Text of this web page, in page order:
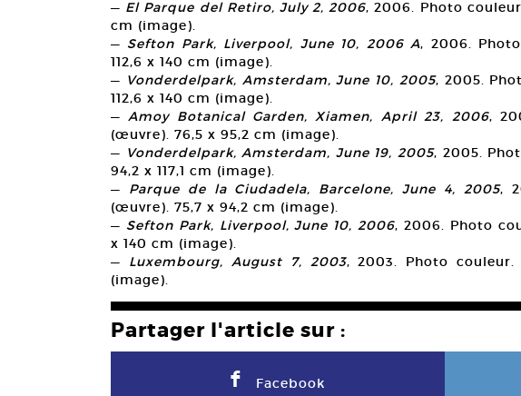
— El Parque del Retiro, July 2, 2006, 2006. Photo
cm (image).
— Sefton Park, Liverpool, June 10, 2006 A, 2006.
112,6 x 140 cm (image).
— Vonderdelpark, Amsterdam, June 10, 2005, 2005.
112,6 x 140 cm (image).
—Amoy Botanical Garden, Xiamen, April 23, 2006,
(œuvre). 76,5 x 95,2 cm (image).
— Vonderdelpark, Amsterdam, June 19, 2005, 2005.
94,2 x 117,1 cm (image).
— Parque de la Ciudadela, Barcelone, June 4, 2005,
(œuvre). 75,7 x 94,2 cm (image).
— Sefton Park, Liverpool, June 10, 2006, 2006. Photo
x 140 cm (image).
— Luxembourg, August 7, 2003, 2003. Photo
(image).
Partager l'article sur :
F Facebook